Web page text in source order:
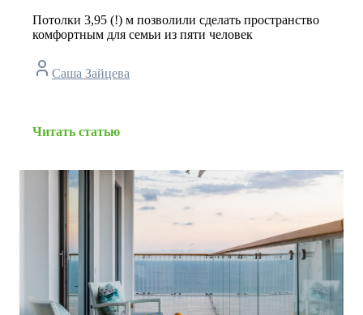
Потолки 3,95 (!) м позволили сделать пространство
комфортным для семьи из пяти человек
Саша Зайцева
Читать статью